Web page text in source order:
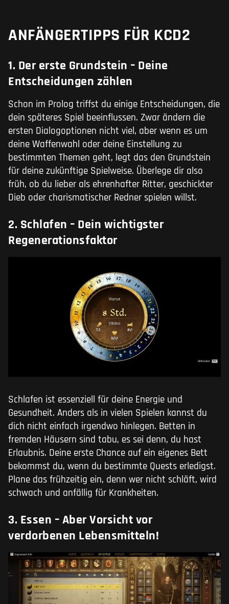
ANFÄNGERTIPPS FÜR KCD2
1. Der erste Grundstein – Deine
Entscheidungen zählen
Schon im Prolog triffst du einige Entscheidungen, die
dein späteres Spiel beeinflussen. Zwar ändern die
ersten Dialogoptionen nicht viel, aber wenn es um
deine Waffenwahl oder deine Einstellung zu
bestimmten Themen geht, legt das den Grundstein
für deine zukünftige Spielweise. Überlege dir also
früh, ob du lieber als ehrenhafter Ritter, geschickter
Dieb oder charismatischer Redner spielen willst.
2. Schlafen – Dein wichtigster
Regenerationsfaktor
Schlafen ist essenziell für deine Energie und
Gesundheit. Anders als in vielen Spielen kannst du
dich nicht einfach irgendwo hinlegen. Betten in
fremden Häusern sind tabu, es sei denn, du hast
Erlaubnis. Deine erste Chance auf ein eigenes Bett
bekommst du, wenn du bestimmte Quests erledigst.
Plane das frühzeitig ein, denn wer nicht schläft, wird
schwach und anfällig für Krankheiten.
3. Essen – Aber Vorsicht vor
verdorbenen Lebensmitteln!